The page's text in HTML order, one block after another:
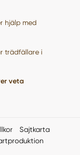
hjälp med
trädfällare i
veta
Sajtkarta